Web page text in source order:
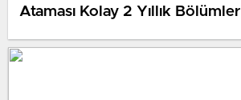
Ataması Kolay 2 Yıllık Bölümler